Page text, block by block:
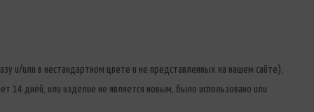
и/или в нестандартном цвете и не представленных на нашем сайте),
14 дней, или изделие не является новым, было использовано или